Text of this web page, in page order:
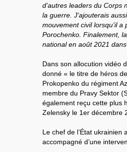
d’autres leaders du Corps
la guerre. J’ajouterais
mouvement civil lorsqu’il
Porochenko. Finalement,
national en août 2021
Dans son allocution vidéo
donné « le titre de héros
Prokopenko du régiment
membre du Pravy Sektor
également reçu cette plus
Zelensky le 1er décembre
Le chef de l’État
accompagné d’une